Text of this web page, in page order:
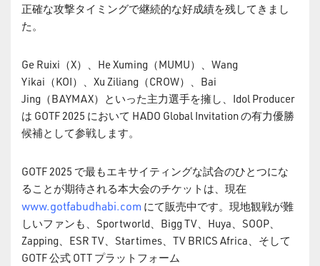
正確な攻撃タイミングで継続的な好成績を残してきまし
た。
Ge Ruixi（X）、He Xuming（MUMU）、Wang
Yikai（KOI）、Xu Ziliang（CROW）、Bai
Jing（BAYMAX）といった主力選手を擁し、Idol Producer
は GOTF 2025 において HADO Global Invitation の有力優勝
候補として参戦します。
GOTF 2025 で最もエキサイティングな試合のひとつにな
ることが期待される本大会のチケットは、現在
www.gotfabudhabi.com にて販売中です。現地観戦が難
しいファンも、Sportworld、Bigg TV、Huya、SOOP、
Zapping、ESR TV、Startimes、TV BRICS Africa、そして
GOTF 公式 OTT プラットフォーム